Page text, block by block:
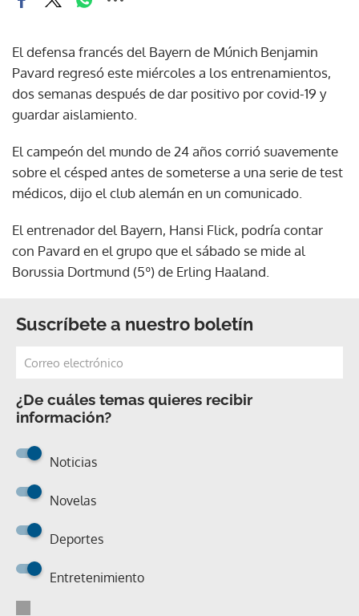
El defensa francés del Bayern de Múnich Benjamin
Pavard regresó este miércoles a los entrenamientos,
dos semanas después de dar positivo por covid-19 y
guardar aislamiento.
El campeón del mundo de 24 años corrió suavemente
sobre el césped antes de someterse a una serie de test
médicos, dijo el club alemán en un comunicado.
El entrenador del Bayern, Hansi Flick, podría contar
con Pavard en el grupo que el sábado se mide al
Borussia Dortmund (5º) de Erling Haaland.
Suscríbete a nuestro boletín
¿De cuáles temas quieres recibir
información?
Noticias
Novelas
Deportes
Entretenimiento